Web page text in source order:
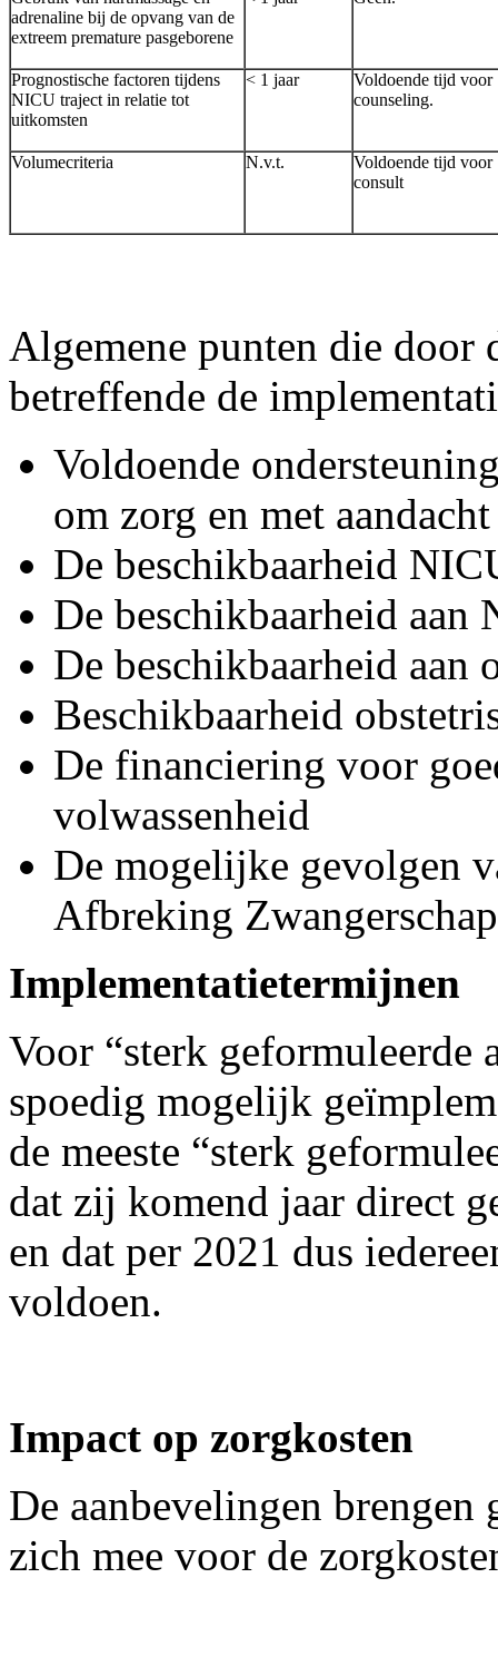
adrenaline bij de opvang van de
extreem premature pasgeborene
Prognostische factoren tijdens
NICU traject in relatie tot
uitkomsten
< 1 jaar
Voldoende tijd voor
counseling.
Volumecriteria N.v.t.
Voldoende tijd voor
consult
Algemene punten die door
betreffende de
Voldoende
om zorg en met
De beschikbaarheid
De beschikbaarheid aan
De beschikbaarheid aan
Beschikbaarheid
De financiering voor
volwassenheid
De mogelijke gevolgen
Afbreking Zwangerschap
Implementatietermijnen
Voor “sterk geformuleerde
spoedig mogelijk
de meeste “sterk
dat zij komend jaar direct
en dat per 2021 dus
voldoen.
Impact op zorgkosten
De aanbevelingen
zich mee voor de